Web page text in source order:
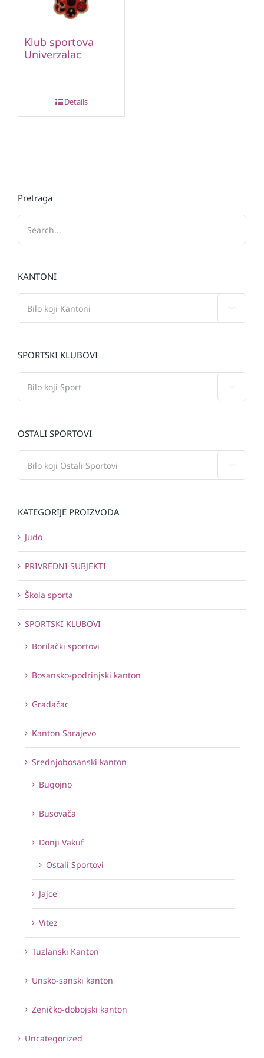
Klub sportova
Univerzalac
Details
Pretraga
KANTONI
SPORTSKI KLUBOVI
OSTALI SPORTOVI
KATEGORIJE PROIZVODA
Judo
PRIVREDNI SUBJEKTI
Škola sporta
SPORTSKI KLUBOVI
Borilački sportovi
Bosansko-podrinjski kanton
Gradačac
Kanton Sarajevo
Srednjobosanski kanton
Bugojno
Busovača
Donji Vakuf
Ostali Sportovi
Jajce
Vitez
Tuzlanski Kanton
Unsko-sanski kanton
Zeničko-dobojski kanton
Uncategorized